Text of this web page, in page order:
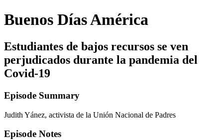
Buenos Días América
Estudiantes de bajos recursos se ven
perjudicados durante la pandemia del
Covid-19
Episode Summary
Judith Yánez, activista de la Unión Nacional de Padres
Episode Notes